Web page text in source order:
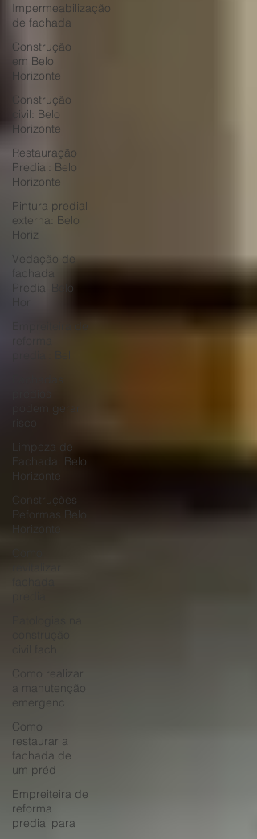
Impermeabilização
de fachada
Construção
em Belo
Horizonte
Construção
civil: Belo
Horizonte
Restauração
Predial: Belo
Horizonte
Pintura predial
externa: Belo
Horiz
Vedação de
fachada
Predial Belo
podem gerar
Limpeza de
Fachada: Belo
Horizonte
Construções
Reformas Belo
Horizonte
Como realizar
a manutenção
emergenc
Como
restaurar a
fachada de
um préd
Empreiteira de
reforma
predial para